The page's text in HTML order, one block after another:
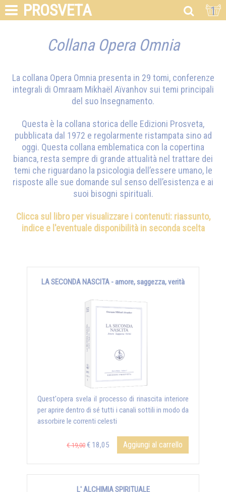
PROSVETA 1
Collana Opera Omnia
La collana Opera Omnia presenta in 29 tomi, conferenze
integrali di Omraam Mikhaël Aïvanhov sui temi principali
del suo Insegnamento.
Questa è la collana storica delle Edizioni Prosveta,
pubblicata dal 1972 e regolarmente ristampata sino ad
oggi. Questa collana emblematica con la copertina
bianca, resta sempre di grande attualità nel trattare dei
temi che riguardano la psicologia dell’essere umano, le
risposte alle sue domande sul senso dell’esistenza e ai
suoi bisogni spirituali.
Clicca sul libro per visualizzare i contenuti: riassunto,
indice e l'eventuale disponibilità in seconda scelta
LA SECONDA NASCITA - amore, saggezza, verità
Quest'opera svela il processo di rinascita interiore
per aprire dentro di sé tutti i canali sottili in modo da
assorbire le correnti celesti
€ 19,00 € 18,05 Aggiungi al carrello
L' ALCHIMIA SPIRITUALE